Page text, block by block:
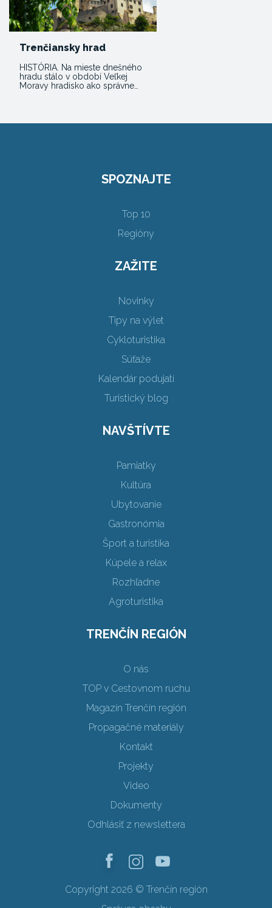
Trenčiansky hrad
HISTÓRIA. Na mieste dnešného
hradu stálo v období Veľkej
Moravy hradisko ako správne…
SPOZNAJTE
Top 10
Regióny
ZAŽITE
Novinky
Tipy na výlet
Cykloturistika
Súťaže
Kalendár podujatí
Turistický blog
NAVŠTÍVTE
Pamiatky
Kultúra
Ubytovanie
Gastronómia
Šport a turistika
Kúpele a relax
Rozhľadne
Agroturistika
TRENČÍN REGIÓN
O nás
TOP v Cestovnom ruchu
Magazín Trenčín región
Propagačné materiály
Kontakt
Projekty
Video
Dokumenty
Odhlásiť z newslettera
Copyright 2026 © Trenčín región